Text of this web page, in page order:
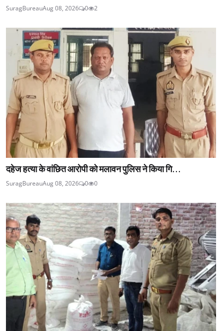
SuragBureauAug 08, 2026 0 2
दहेज हत्या के वांछित आरोपी को मलावन पुलिस ने किया गि...
SuragBureauAug 08, 2026 0 0